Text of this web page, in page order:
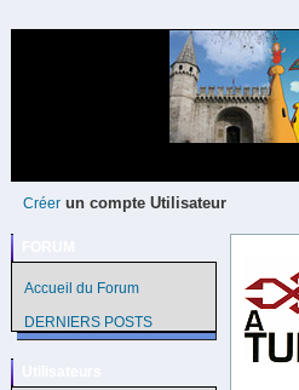
Créer un compte Utilisateur
Accueil du Forum
DERNIERS POSTS